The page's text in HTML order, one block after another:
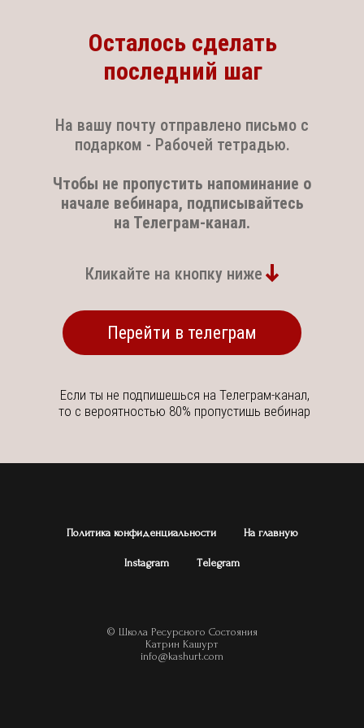
Осталось сделать
последний шаг
На вашу почту отправлено письмо с
подарком - Рабочей тетрадью.
Чтобы не пропустить напоминание о
начале вебинара, подписывайтесь
на Телеграм-канал.
Перейти в телеграм
Кликайте на кнопку ниже
Если ты не подпишешься на Телеграм-канал,
то с вероятностью 80% пропустишь вебинар
Политика конфиденциальности На главную
Instagram Тelegram
© Школа Ресурсного Состояния
Катрин Кашурт
info@kashurt.com